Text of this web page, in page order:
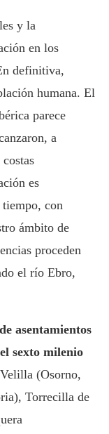
y la
en los
definitiva,
humana. El
parece
a
es
con
ámbito de
proceden
el río Ebro,
asentamientos
sexto milenio
(Osorno,
Torrecilla de